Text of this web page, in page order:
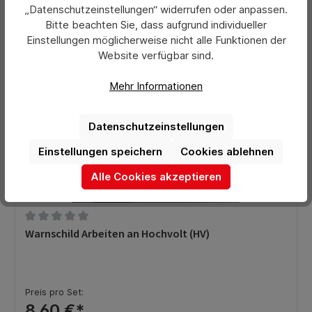
Durchschnittliche Bewertung von 0 von 5 Sternen
Warnschild Arbeiten an Hochvolt (HV)
Preis pro Set:
„Datenschutzeinstellungen“ widerrufen oder anpassen.
Bitte beachten Sie, dass aufgrund individueller
Einstellungen möglicherweise nicht alle Funktionen der
Website verfügbar sind.
Mehr Informationen
Datenschutzeinstellungen
Cookies ablehnen
Einstellungen speichern
Alle Cookies akzeptieren